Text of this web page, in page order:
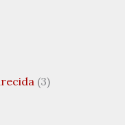
(3)